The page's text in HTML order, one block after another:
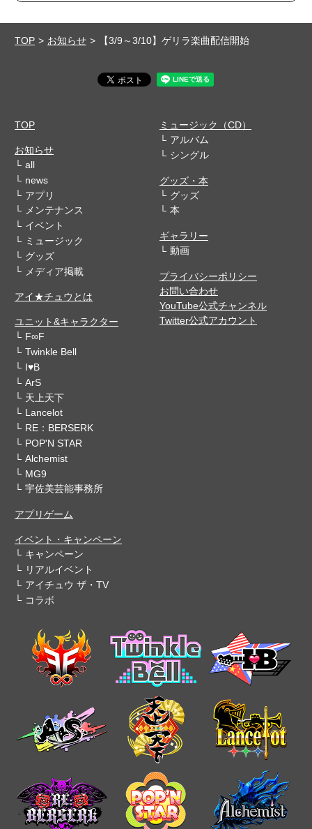
TOP お知らせ 【3/9～3/10】ゲリラ楽曲配信開始
TOP
お知らせ
all
news
アプリ
メンテナンス
イベント
ミュージック
グッズ
メディア掲載
アイ★チュウとは
ユニット&キャラクター
F∞F
Twinkle Bell
I♥B
ArS
天上天下
Lancelot
RE：BERSERK
POP'N STAR
Alchemist
MG9
宇佐美芸能事務所
アプリゲーム
イベント・キャンペーン
キャンペーン
リアルイベント
アイチュウ ザ・TV
コラボ
ミュージック（CD）
アルバム
シングル
グッズ・本
グッズ
本
ギャラリー
動画
プライバシーポリシー
お問い合わせ
YouTube公式チャンネル
Twitter公式アカウント